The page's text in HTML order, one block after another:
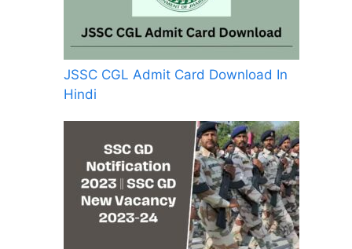
JSSC CGL Admit Card Download In
Hindi